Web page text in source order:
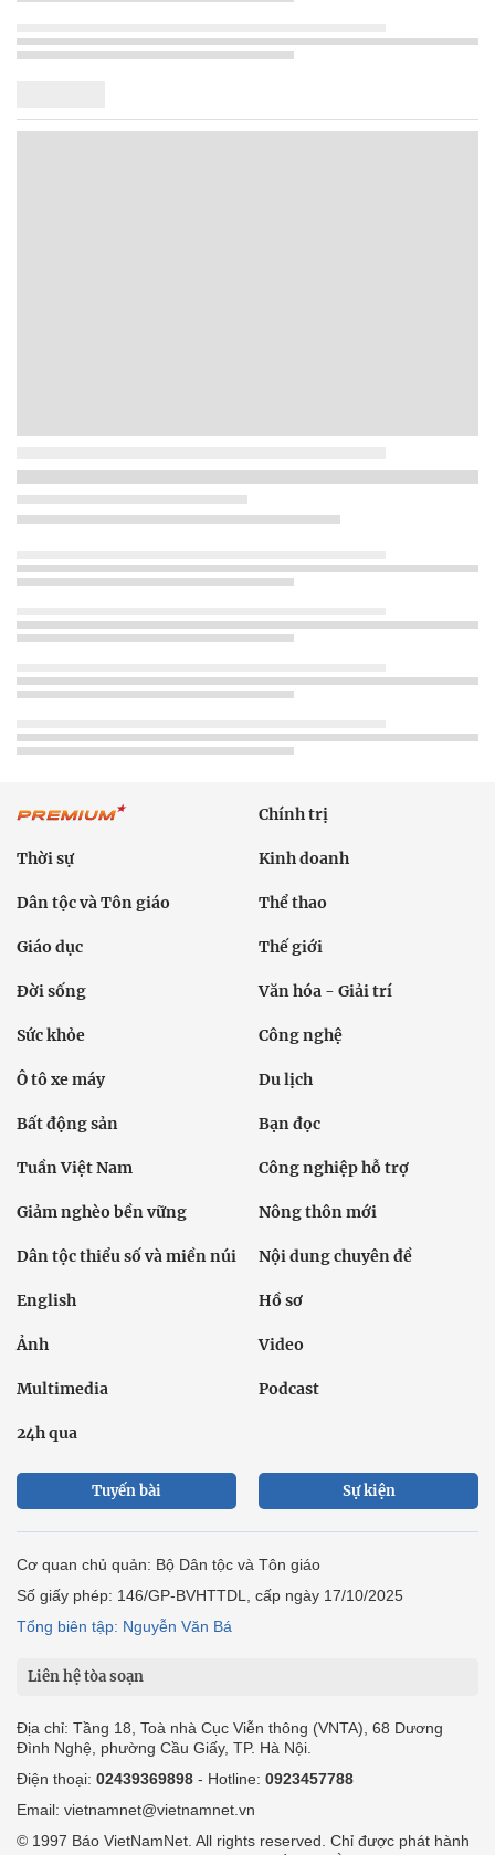
Chính trị
Thời sự Kinh doanh
Dân tộc và Tôn giáo Thể thao
Giáo dục Thế giới
Đời sống Văn hóa - Giải trí
Sức khỏe Công nghệ
Ô tô xe máy Du lịch
Bất động sản Bạn đọc
Tuần Việt Nam Công nghiệp hỗ trợ
Giảm nghèo bền vững Nông thôn mới
Dân tộc thiểu số và miền núi Nội dung chuyên đề
English Hồ sơ
Ảnh Video
Multimedia Podcast
24h qua
Tuyến bài Sự kiện
Cơ quan chủ quản: Bộ Dân tộc và Tôn giáo
Số giấy phép: 146/GP-BVHTTDL, cấp ngày 17/10/2025
Tổng biên tập: Nguyễn Văn Bá
Liên hệ tòa soạn
Địa chỉ: Tầng 18, Toà nhà Cục Viễn thông (VNTA), 68 Dương
Đình Nghệ, phường Cầu Giấy, TP. Hà Nội.
Điện thoại: 02439369898 - Hotline: 0923457788
Email: vietnamnet@vietnamnet.vn
© 1997 Báo VietNamNet. All rights reserved. Chỉ được phát hành